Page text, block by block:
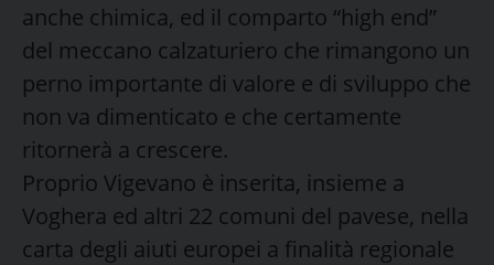
anche chimica, ed il comparto “high end”
del meccano calzaturiero che rimangono un
perno importante di valore e di sviluppo che
non va dimenticato e che certamente
ritornerà a crescere.
Proprio Vigevano è inserita, insieme a
Voghera ed altri 22 comuni del pavese, nella
carta degli aiuti europei a finalità regionale